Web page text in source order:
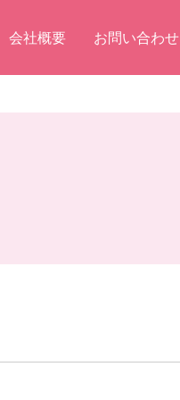
会社概要 お問い合わせ